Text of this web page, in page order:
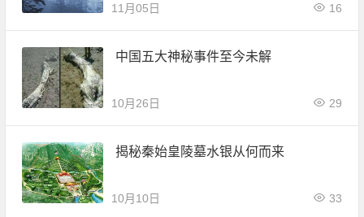
11月05日 16
中国五大神秘事件至今未解
10月26日 29
揭秘秦始皇陵墓水银从何而来
10月10日 33